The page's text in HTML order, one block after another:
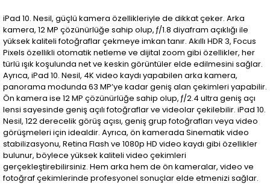
iPad 10. Nesil, güçlü kamera özellikleriyle de dikkat çeker. Arka
kamera, 12 MP çözünürlüğe sahip olup, ƒ/1.8 diyafram açıklığı ile
yüksek kaliteli fotoğraflar çekmeye imkan tanır. Akıllı HDR 3, Focus
Pixels özellikli otomatik netleme ve dijital zoom gibi özellikler, her
türlü ışık koşulunda net ve keskin görüntüler elde edilmesini sağlar.
Ayrıca, iPad 10. Nesil, 4K video kaydı yapabilen arka kamera,
panorama modunda 63 MP’ye kadar geniş alan çekimleri yapabilir.
Ön kamera ise 12 MP çözünürlüğe sahip olup, ƒ/2.4 ultra geniş açı
lensi sayesinde geniş açılı fotoğraflar ve videolar çekilebilir. iPad 10.
Nesil, 122 derecelik görüş açısı, geniş grup fotoğrafları veya video
görüşmeleri için idealdir. Ayrıca, ön kamerada Sinematik video
stabilizasyonu, Retina Flash ve 1080p HD video kaydı gibi özellikler
bulunur, böylece yüksek kaliteli video çekimleri
gerçekleştirebilirsiniz. Hem arka hem de ön kameralar, video ve
fotoğraf çekimlerinde profesyonel sonuçlar elde etmenizi sağlar.